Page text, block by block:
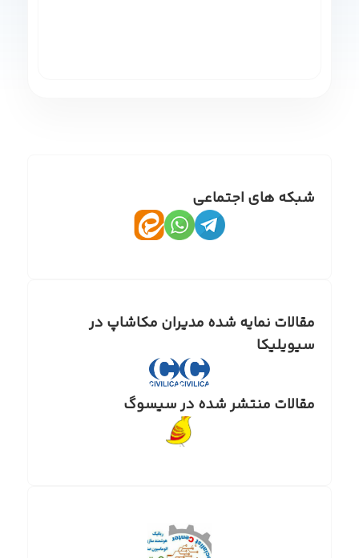
شبکه های اجتماعی
مقالات نمایه شده مدیران مکاشاپ در
سیویلیکا
مقالات منتشر شده در سیسوگ